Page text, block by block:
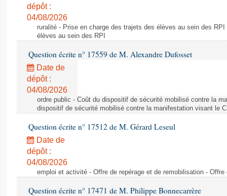
dépôt :
04/08/2026
ruralité - Prise en charge des trajets des élèves au sein des
élèves au sein des RPI
Question écrite n° 17559 de M. Alexandre Dufosset
Date de
dépôt :
04/08/2026
ordre public - Coût du dispositif de sécurité mobilisé contre la
dispositif de sécurité mobilisé contre la manifestation visant le
Question écrite n° 17512 de M. Gérard Leseul
Date de
dépôt :
04/08/2026
emploi et activité - Offre de repérage et de remobilisation -
Question écrite n° 17471 de M. Philippe Bonnecarrère